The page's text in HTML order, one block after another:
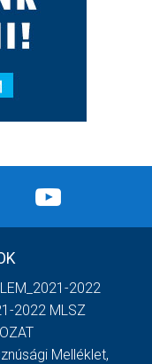
2022
2022 MLSZ
Melléklet,